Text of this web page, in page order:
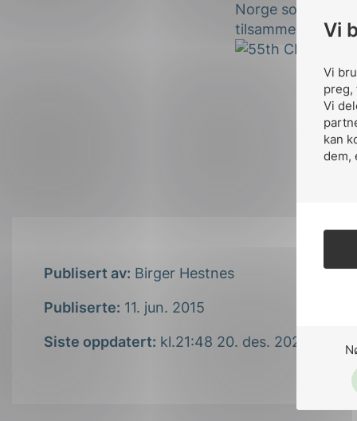
Vi
Vi
preg,
Vi
kan
dem,
Norge som er
tilsammen 33
Publisert av: Birger Hestnes
Publiserte: 11. jun. 2015
Siste oppdatert: kl.21:48 20. des. 2021